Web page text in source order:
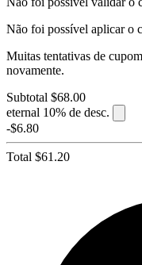
Não foi possível aplicar o
Muitas tentativas de
novamente.
Subtotal $68.00
eternal 10% de desc.
-$6.80
Total $61.20